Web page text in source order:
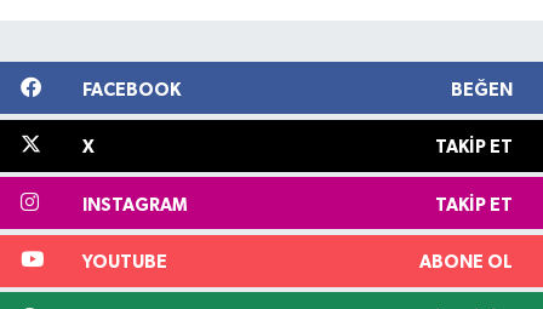
FACEBOOK BEĞEN
X TAKIP ET
INSTAGRAM TAKIP ET
YOUTUBE ABONE OL